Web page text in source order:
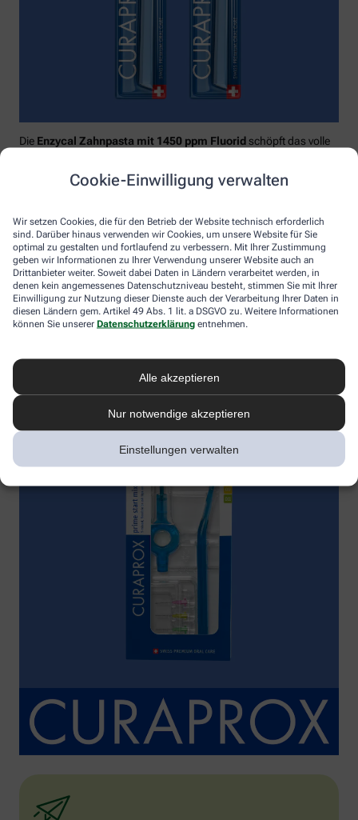
Cookie-Einwilligung verwalten
Wir setzen Cookies, die für den Betrieb der Website technisch erforderlich
sind. Darüber hinaus verwenden wir Cookies, um unsere Website für Sie
optimal zu gestalten und fortlaufend zu verbessern. Mit Ihrer Zustimmung
geben wir Informationen zu Ihrer Verwendung unserer Website auch an
Drittanbieter weiter. Soweit dabei Daten in Ländern verarbeitet werden, in
denen kein angemessenes Datenschutzniveau besteht, stimmen Sie mit Ihrer
Einwilligung zur Nutzung dieser Dienste auch der Verarbeitung Ihrer Daten in
diesen Ländern gem. Artikel 49 Abs. 1 lit. a DSGVO zu. Weitere Informationen
können Sie unserer Datenschutzerklärung entnehmen.
Alle akzeptieren
Nur notwendige akzeptieren
Einstellungen verwalten
Die Enzycal Zahnpasta mit 1450 ppm Fluorid schöpft das volle
Enzymen deine körpereigenen Abwehrkräfte.
Interdentalbürsten „prime“
reinigen den gesamten kritischen
Zahnzwischenraum effektiv und verletzungsfrei: vom
Zahnfleischrand über die konkaven Nischen bis direkt unter die
Kontaktstelle. Selbst kleinste Interdentalräume werden ohne
Verletzungsgefahr behandelt – dank Cural®, dem hauchdünnen
und extrastarken Chirurgendraht, mit dem eine einzige
Reinigungsbewegung ausreicht: einmal rein und raus. Fertig.
Das House of Mouth bündelt dieses Wissen – und macht